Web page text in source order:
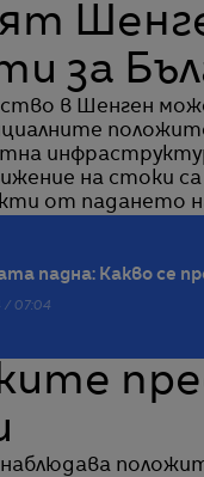
за
в Шенген
на стоки
от падането
падна: Какво се
/ 07:04